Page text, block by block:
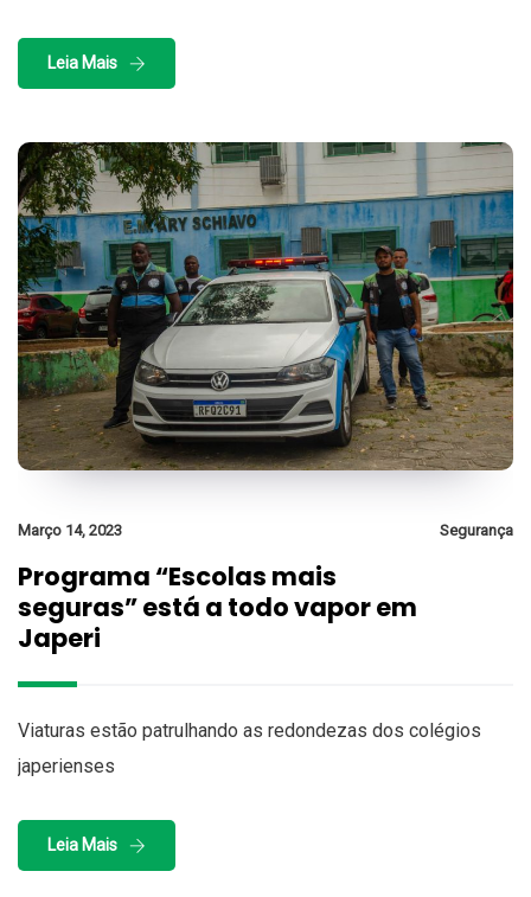
Leia Mais
Março 14, 2023 Segurança
Programa “Escolas mais
seguras” está a todo vapor em
Japeri
Viaturas estão patrulhando as redondezas dos colégios
japerienses
Leia Mais